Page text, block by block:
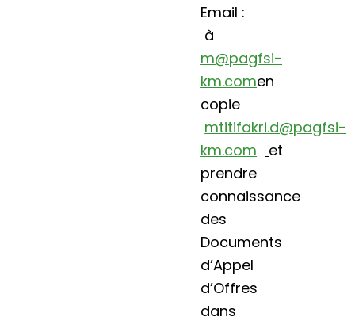
Email :
à
m@pagfsi-
km.comen
copie
mtitifakri.d@pagfsi-
km.com
et
prendre
connaissance
des
Documents
d’Appel
d’Offres
dans